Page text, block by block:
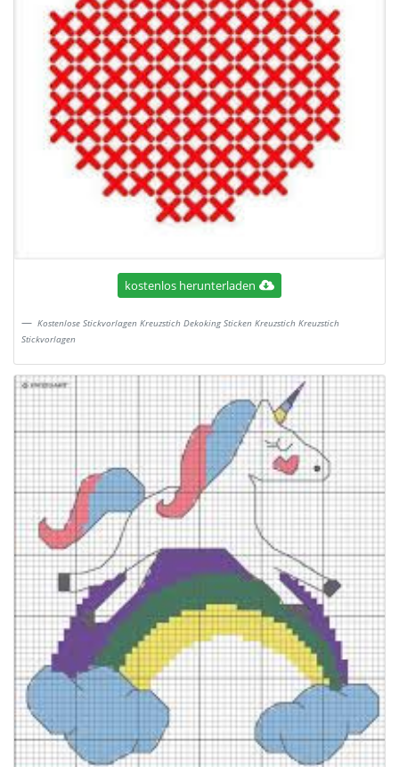
kostenlos herunterladen
Kostenlose Stickvorlagen Kreuzstich Dekoking Sticken Kreuzstich Kreuzstich
Stickvorlagen